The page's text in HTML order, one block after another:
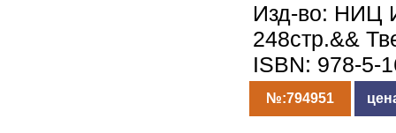
Изд-во: НИЦ
248стр.&&
ISBN: 978-5-
№:794951